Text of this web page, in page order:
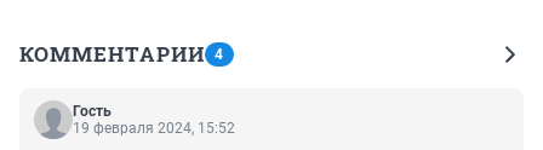
КОММЕНТАРИИ 4
Гость
19 февраля 2024, 15:52